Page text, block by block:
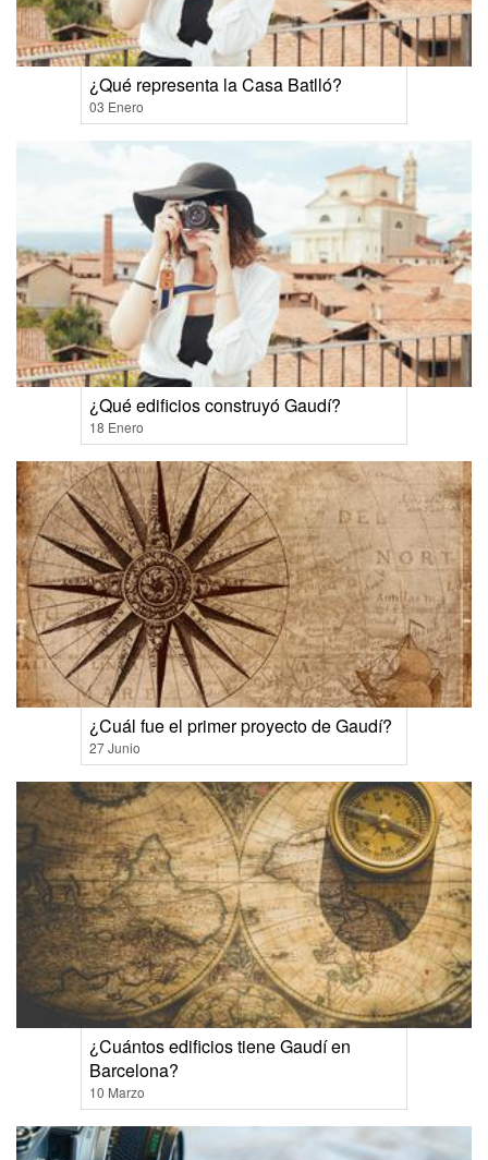
¿Qué representa la Casa Batlló?
03 Enero
¿Qué edificios construyó Gaudí?
18 Enero
¿Cuál fue el primer proyecto de Gaudí?
27 Junio
¿Cuántos edificios tiene Gaudí en
Barcelona?
10 Marzo